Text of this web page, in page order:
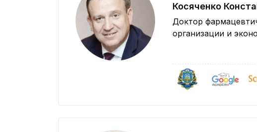
Косяченко
Доктор
организации и